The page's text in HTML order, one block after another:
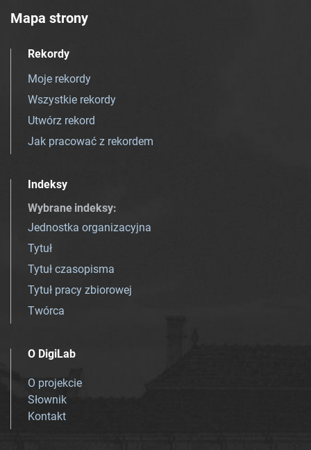
Mapa strony
Rekordy
Moje rekordy
Wszystkie rekordy
Utwórz rekord
Jak pracować z rekordem
Indeksy
Wybrane indeksy:
Jednostka organizacyjna
Tytuł
Tytuł czasopisma
Tytuł pracy zbiorowej
Twórca
O DigiLab
O projekcie
Słownik
Kontakt